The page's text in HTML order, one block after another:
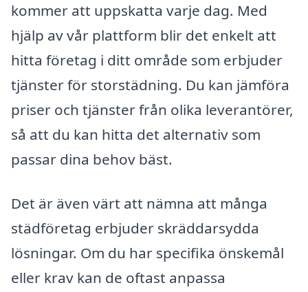
kommer att uppskatta varje dag. Med
hjälp av vår plattform blir det enkelt att
hitta företag i ditt område som erbjuder
tjänster för storstädning. Du kan jämföra
priser och tjänster från olika leverantörer,
så att du kan hitta det alternativ som
passar dina behov bäst.
Det är även värt att nämna att många
städföretag erbjuder skräddarsydda
lösningar. Om du har specifika önskemål
eller krav kan de oftast anpassa